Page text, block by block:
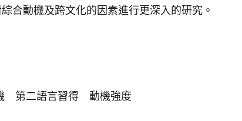
合動機及跨文化的因素進行更深入的研究。
第二語言習得 動機強度